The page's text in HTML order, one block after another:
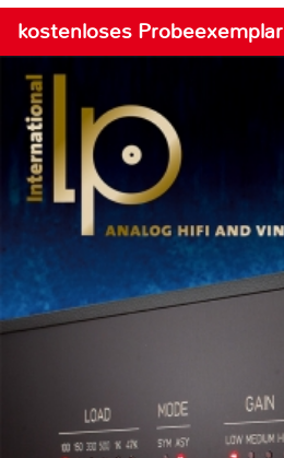
kostenloses Probeexemplar